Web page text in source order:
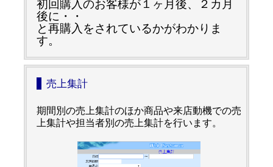
初回購入のお客様が１ヶ月後、２カ月
後に・・
と再購入をされているかがわかりま
す。
売上集計
期間別の売上集計のほか商品や来店動機での売
上集計や担当者別の売上集計を行います。